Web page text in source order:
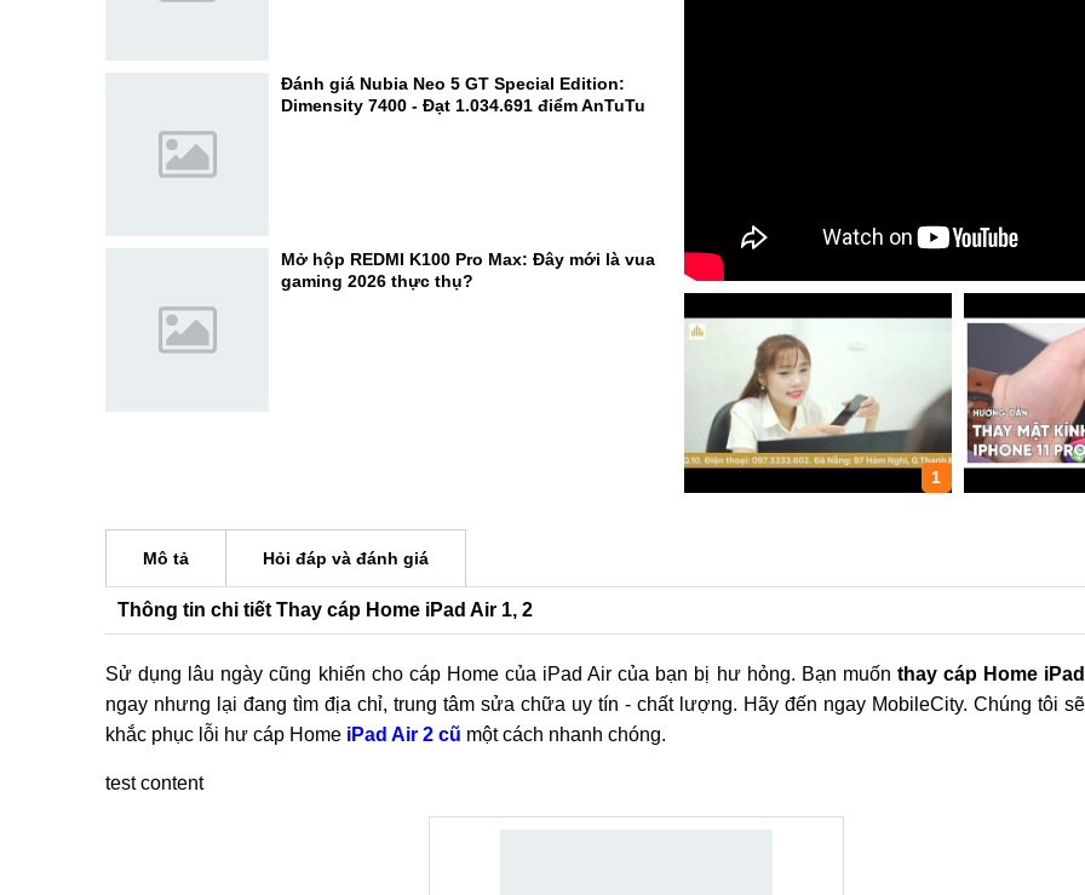
Đánh giá Nubia Neo 5 GT Special Edition:
Dimensity 7400 - Đạt 1.034.691 điểm AnTuTu
Mở hộp REDMI K100 Pro Max: Đây mới là vua
gaming 2026 thực thụ?
1
Mô tả Hỏi đáp và đánh giá
Thông tin chi tiết Thay cáp Home iPad Air 1, 2
Sử dụng lâu ngày cũng khiến cho cáp Home của iPad Air của bạn bị hư hỏng. Bạn muốn thay cáp Home
ngay nhưng lại đang tìm địa chỉ, trung tâm sửa chữa uy tín - chất lượng. Hãy đến ngay MobileCity. Chúng tôi
khắc phục lỗi hư cáp Home iPad Air 2 cũ một cách nhanh chóng.
test content